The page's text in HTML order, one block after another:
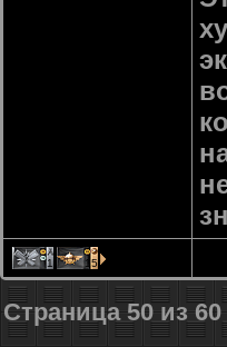
1 15
Страница50из60